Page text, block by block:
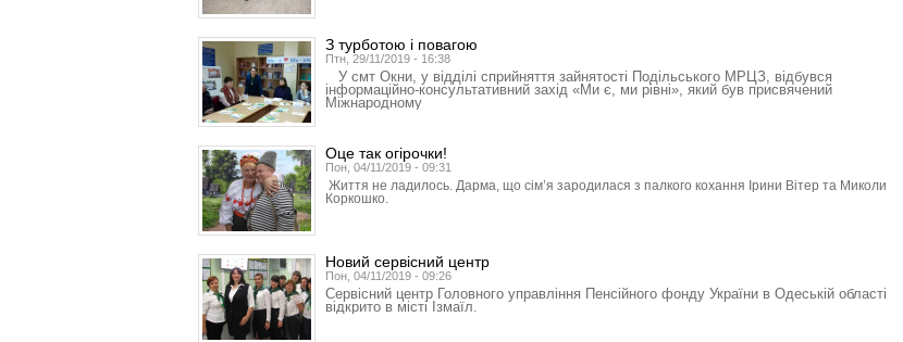
З турботою і повагою
Птн, 29/11/2019 - 16:38
У смт Окни, у відділі сприйняття зайнятості Подільського МРЦЗ, відбувся
інформаційно-консультативний захід «Ми є, ми рівні», який був присвячений
Міжнародному
Оце так огірочки!
Пон, 04/11/2019 - 09:31
Життя не ладилось. Дарма, що сім’я зародилася з палкого кохання Ірини Вітер та Миколи
Коркошко.
Новий сервісний центр
Пон, 04/11/2019 - 09:26
Сервісний центр Головного управління Пенсійного фонду України в Одеській області
відкрито в місті Ізмаїл.